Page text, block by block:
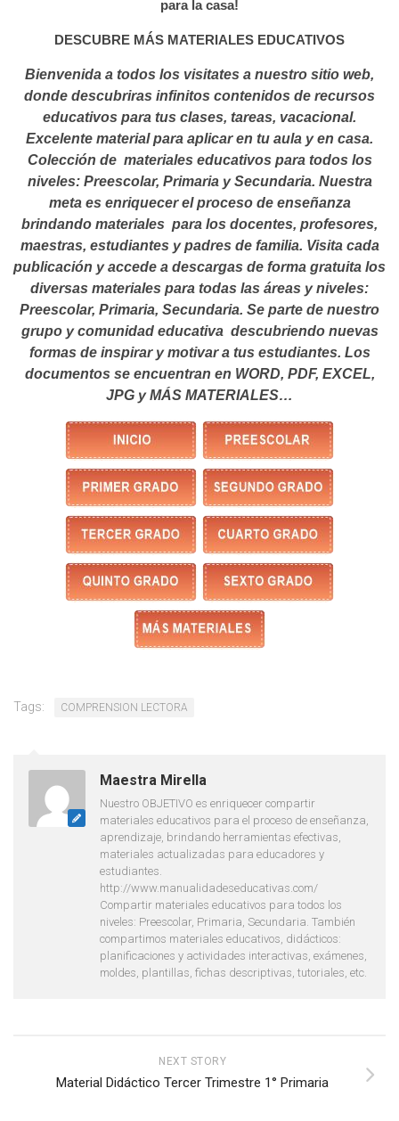
para la casa!
DESCUBRE MÁS MATERIALES EDUCATIVOS
Bienvenida a todos los visitates a nuestro sitio web,
donde descubriras infinitos contenidos de recursos
educativos para tus clases, tareas, vacacional.
Excelente material para aplicar en tu aula y en casa.
Colección de materiales educativos para todos los
niveles: Preescolar, Primaria y Secundaria. Nuestra
meta es enriquecer el proceso de enseñanza
brindando materiales para los docentes, profesores,
maestras, estudiantes y padres de familia. Visita cada
publicación y accede a descargas de forma gratuita los
diversas materiales para todas las áreas y niveles:
Preescolar, Primaria, Secundaria. Se parte de nuestro
grupo y comunidad educativa descubriendo nuevas
formas de inspirar y motivar a tus estudiantes. Los
documentos se encuentran en WORD, PDF, EXCEL,
JPG y MÁS MATERIALES…
Tags: COMPRENSION LECTORA
Maestra Mirella
Nuestro OBJETIVO es enriquecer compartir
materiales educativos para el proceso de enseñanza,
aprendizaje, brindando herramientas efectivas,
materiales actualizadas para educadores y
estudiantes.
http://www.manualidadeseducativas.com/
Compartir materiales educativos para todos los
niveles: Preescolar, Primaria, Secundaria. También
compartimos materiales educativos, didácticos:
planificaciones y actividades interactivas, exámenes,
moldes, plantillas, fichas descriptivas, tutoriales, etc.
NEXT STORY
Material Didáctico Tercer Trimestre 1° Primaria